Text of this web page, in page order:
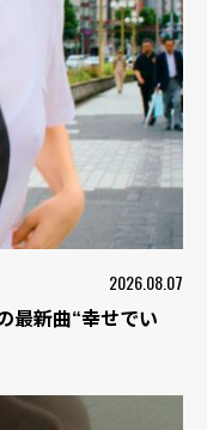
2026.08.07
最新曲“幸せでい